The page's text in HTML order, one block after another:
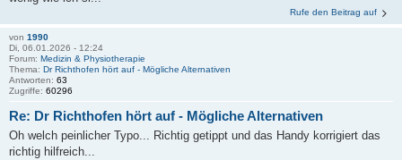
Rufe den Beitrag auf
von 1990
Di, 06.01.2026 - 12:24
Forum: Medizin & Physiotherapie
Thema: Dr Richthofen hört auf - Mögliche Alternativen
Antworten: 63
Zugriffe: 60296
Re: Dr Richthofen hört auf - Mögliche Alternativen
Oh welch peinlicher Typo... Richtig getippt und das Handy korrigiert das
richtig hilfreich...